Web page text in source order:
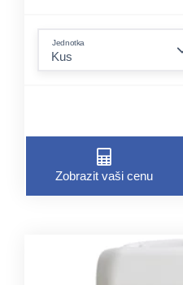
Jednotka
Zobrazit vaši cenu